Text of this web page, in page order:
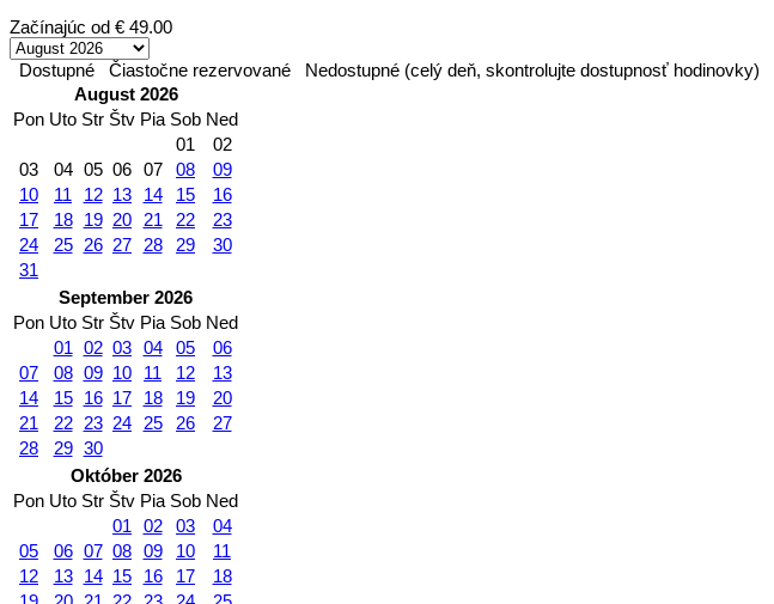
Začínajúc od € 49.00
Dostupné Čiastočne rezervované
Nedostupné (celý deň, skontrolujte dostupnosť hodinovky)
August 2026
Pon Uto Str Štv Pia Sob Ned
01
02
03
04 05 06 07 08
09
10
11 12 13 14 15
16
17
18 19 20 21 22
23
24
25 26 27 28 29
30
31
September 2026
Pon Uto Str Štv Pia Sob Ned
01 02 03 04 05
06
07
08 09 10 11 12
13
14
15 16 17 18 19
20
21
22 23 24 25 26
27
28
29 30
Október 2026
Pon Uto Str Štv Pia Sob Ned
01
02 03
04
05
06 07 08 09 10
11
12
13 14 15 16 17
18